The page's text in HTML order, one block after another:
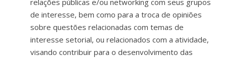
relações públicas e/ou networking com seus grupos
de interesse, bem como para a troca de opiniões
sobre questões relacionadas com temas de
interesse setorial, ou relacionados com a atividade,
visando contribuir para o desenvolvimento das